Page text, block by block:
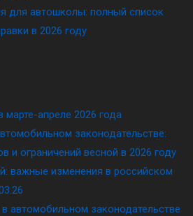
для автошколы: полный список
в 2026 году
апреле 2026 года
законодательстве:
и ограничений весной в 2026 году
важные изменения в российском
автомобильном законодательстве